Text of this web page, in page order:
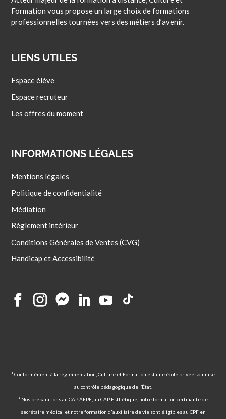
Formation vous propose un large choix de formations
professionnelles tournées vers des métiers d’avenir.
LIENS UTILES
Espace élève
Espace recruteur
Les offres du moment
INFORMATIONS LÉGALES
Mentions légales
Politique de confidentialité
Médiation
Règlement intérieur
Conditions Générales de Ventes (CVG)
Handicap et Accessibilité
¹ Conformément à la réglementation, Culture et Formation est une école privée soumise
au contrôle pédagogique de l’État.
² Nos préparations au CAP AEPE, au CAP Esthétique, notre formation certifiante de
secrétaire médical et notre formation d'auxiliaire de vie sont éligibles au CPF en